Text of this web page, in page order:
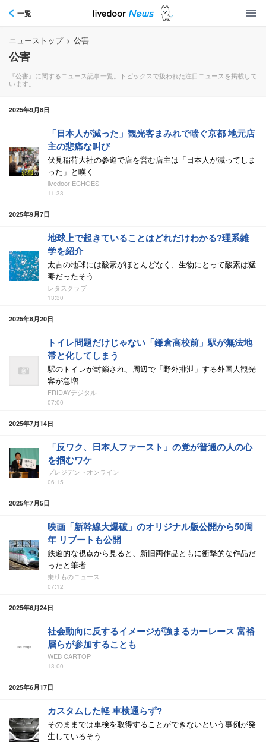
一覧
ニューストップ > 公害
公害
『公害』に関するニュース記事一覧。トピックスで扱われた注目ニュースを掲載して
います。
2025年9月8日
「日本人が減った」観光客まみれで喘ぐ京都 地元店
主の悲痛な叫び
伏見稲荷大社の参道で店を営む店主は「日本人が減ってしま
った」と嘆く
livedoor ECHOES
11:33
2025年9月7日
地球上で起きていることはどれだけわかる?理系雑
学を紹介
太古の地球には酸素がほとんどなく、生物にとって酸素は猛
毒だったそう
レタスクラブ
13:30
2025年8月20日
トイレ問題だけじゃない「鎌倉高校前」駅が無法地
帯と化してしまう
駅のトイレが封鎖され、周辺で「野外排泄」する外国人観光
客が急増
FRIDAYデジタル
07:00
2025年7月14日
「反ワク、日本人ファースト」の党が普通の人の心
を掴むワケ
プレジデントオンライン
06:15
2025年7月5日
映画「新幹線大爆破」のオリジナル版公開から50周
年 リブートも公開
鉄道的な視点から見ると、新旧両作品ともに衝撃的な作品だ
ったと筆者
乗りものニュース
07:12
2025年6月24日
社会動向に反するイメージが強まるカーレース 富裕
層らが参加することも
WEB CARTOP
13:00
2025年6月17日
カスタムした軽 車検通らず?
そのままでは車検を取得することができないという事例が発
生しているそう